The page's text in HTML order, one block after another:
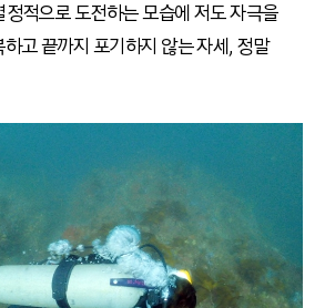
적으로 도전하는 모습에 저도 자극을
고 끝까지 포기하지 않는 자세, 정말